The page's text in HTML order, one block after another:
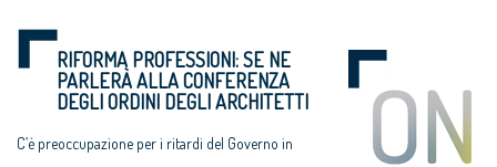
RIFORMA PROFESSIONI: SE NE
PARLERÀ ALLA CONFERENZA
DEGLI ORDINI DEGLI ARCHITETTI
C’è preoccupazione per i ritardi del Governo in